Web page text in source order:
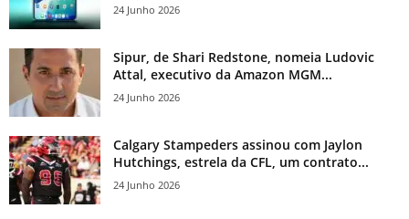
24 Junho 2026
Sipur, de Shari Redstone, nomeia Ludovic
Attal, executivo da Amazon MGM...
24 Junho 2026
Calgary Stampeders assinou com Jaylon
Hutchings, estrela da CFL, um contrato...
24 Junho 2026